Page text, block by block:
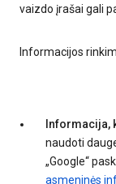
vaizdo įrašai gali
Informacijos
Informacija,
naudoti
„Google“
asmeninės